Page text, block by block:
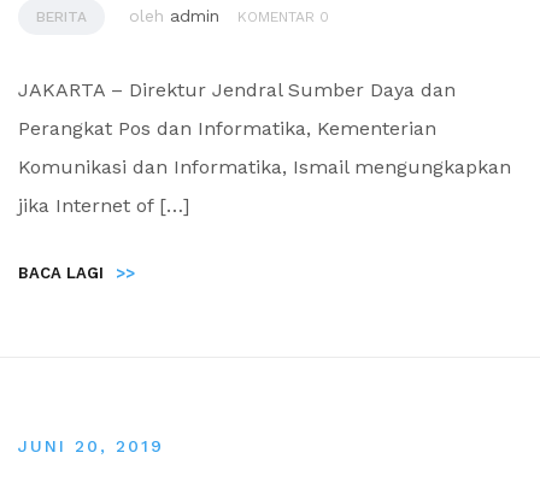
BERITA oleh admin KOMENTAR 0
JAKARTA – Direktur Jendral Sumber Daya dan
Perangkat Pos dan Informatika, Kementerian
Komunikasi dan Informatika, Ismail mengungkapkan
jika Internet of […]
BACA LAGI >>
JUNI 20, 2019